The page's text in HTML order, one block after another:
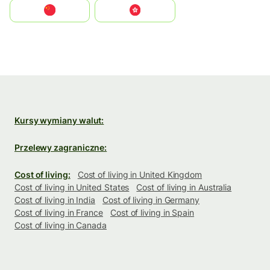
中國香港特別行政區
Kursy wymiany walut:
Przelewy zagraniczne:
Cost of living:
Cost of living in United Kingdom
Cost of living in United States
Cost of living in Australia
Cost of living in India
Cost of living in Germany
Cost of living in France
Cost of living in Spain
Cost of living in Canada